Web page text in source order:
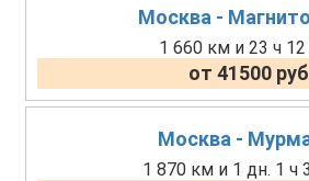
Москва -
1 660 км и 23 ч
от 41500
Москва -
1 870 км и 1 дн. 1 ч